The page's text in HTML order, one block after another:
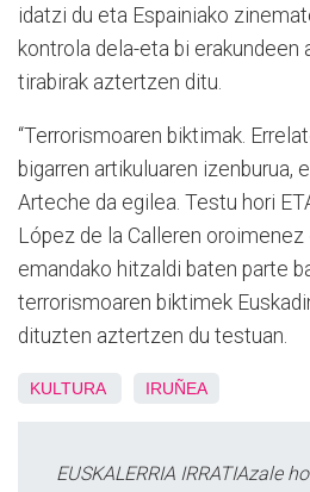
idatzi du eta Espainiako
kontrola dela-eta bi erakundeen
tirabirak aztertzen ditu.
“Terrorismoaren biktimak.
bigarren artikuluaren izenburua,
Arteche da egilea. Testu hori
López de la Calleren
emandako hitzaldi baten parte
terrorismoaren biktimek
dituzten aztertzen du testuan.
KULTURA IRUÑEA
EUSKALERRIA IRRATIAzale